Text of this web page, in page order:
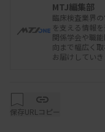
MTJ編集部
臨床検査業界
を支える情報
関係学会や職
向まで幅広く
お届けしていき
保存URLコピー